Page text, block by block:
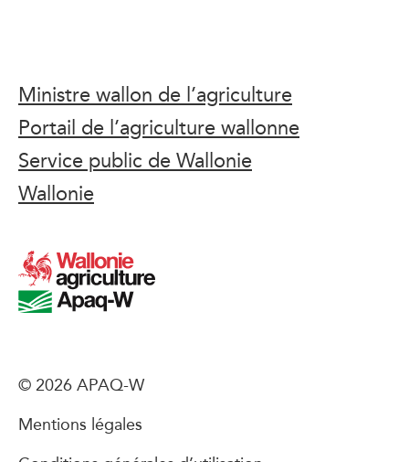
Ministre wallon de l’agriculture
Portail de l’agriculture wallonne
Service public de Wallonie
Wallonie
© 2026 APAQ-W
Mentions légales